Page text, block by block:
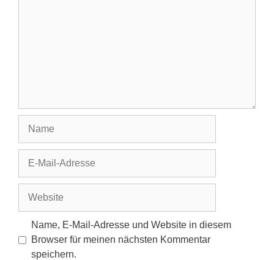
Adresse
Name, E-Mail-Adresse und Website in diesem
Browser für meinen nächsten Kommentar
speichern.